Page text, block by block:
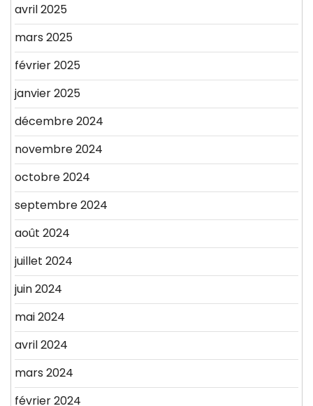
avril 2025
mars 2025
février 2025
janvier 2025
décembre 2024
novembre 2024
octobre 2024
septembre 2024
août 2024
juillet 2024
juin 2024
mai 2024
avril 2024
mars 2024
février 2024